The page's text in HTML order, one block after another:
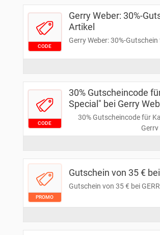
CODE
Gerry Weber: 30%-
Artikel
Gerry Weber: 30%-
CODE
30% Gutscheincode
Special" bei Gerry
30% Gutscheincode für
Gerry
PROMO
Gutschein von 35 € bei
Gutschein von 35 € bei